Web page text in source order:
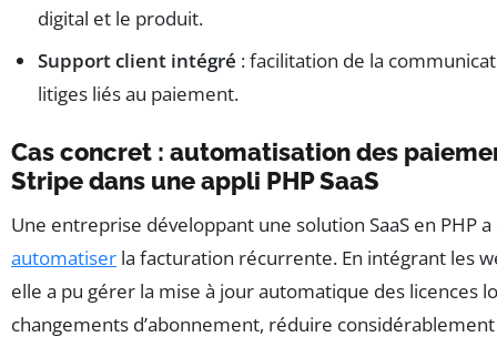
digital et le produit.
Support client intégré : facilitation de la
litiges liés au paiement.
Cas concret : automatisation des
Stripe dans une appli PHP SaaS
Une entreprise développant une solution SaaS en PHP
automatiser la facturation récurrente. En intégrant les
elle a pu gérer la mise à jour automatique des licences
changements d’abonnement, réduire